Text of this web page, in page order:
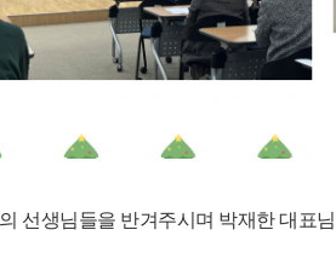
선생님들을 반겨주시며 박재한 대표